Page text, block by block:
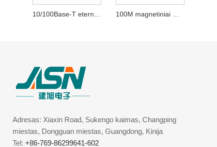
Adresas: Xiaxin Road, Sukengo kaimas, Changping
miestas, Dongguan miestas, Guangdong, Kinija
Tel:+86-769-86299641-602